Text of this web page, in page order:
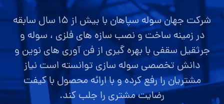
شرکت جهان سوله سپاهان با بیش از ۱۵ سال سابقه
در زمینه ساخت و نصب سازه های فلزی ، سوله و
جرثقیل سقفی با بهره گیری از فن آوری های نوین و
دانش تخصصی سوله سازی توانسته است نیاز
مشتریان را رفع کرده و با ارائه محصول با کیفت
رضایت مشتری را جلب کند.